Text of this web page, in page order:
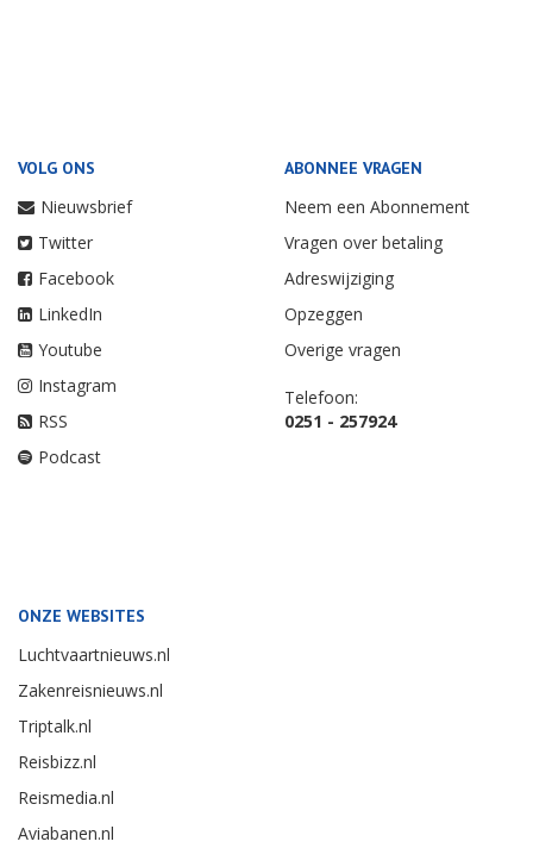
VOLG ONS
Nieuwsbrief
Twitter
Facebook
LinkedIn
Youtube
Instagram
RSS
Podcast
ABONNEE VRAGEN
Neem een Abonnement
Vragen over betaling
Adreswijziging
Opzeggen
Overige vragen
Telefoon:
0251 - 257924
ONZE WEBSITES
Luchtvaartnieuws.nl
Zakenreisnieuws.nl
Triptalk.nl
Reisbizz.nl
Reismedia.nl
Aviabanen.nl